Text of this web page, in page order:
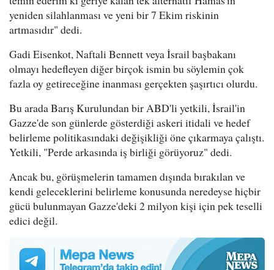
yeniden silahlanması ve yeni bir 7 Ekim riskinin
artmasıdır" dedi.
Gadi Eisenkot, Naftali Bennett veya İsrail başbakanı
olmayı hedefleyen diğer birçok ismin bu söylemin çok
fazla oy getireceğine inanması gerçekten şaşırtıcı olurdu.
Bu arada Barış Kurulundan bir ABD'li yetkili, İsrail'in
Gazze'de son günlerde gösterdiği askeri itidali ve hedef
belirleme politikasındaki değişikliği öne çıkarmaya çalıştı.
Yetkili, "Perde arkasında iş birliği görüyoruz" dedi.
Ancak bu, görüşmelerin tamamen dışında bırakılan ve
kendi geleceklerini belirleme konusunda neredeyse hiçbir
gücü bulunmayan Gazze'deki 2 milyon kişi için pek teselli
edici değil.